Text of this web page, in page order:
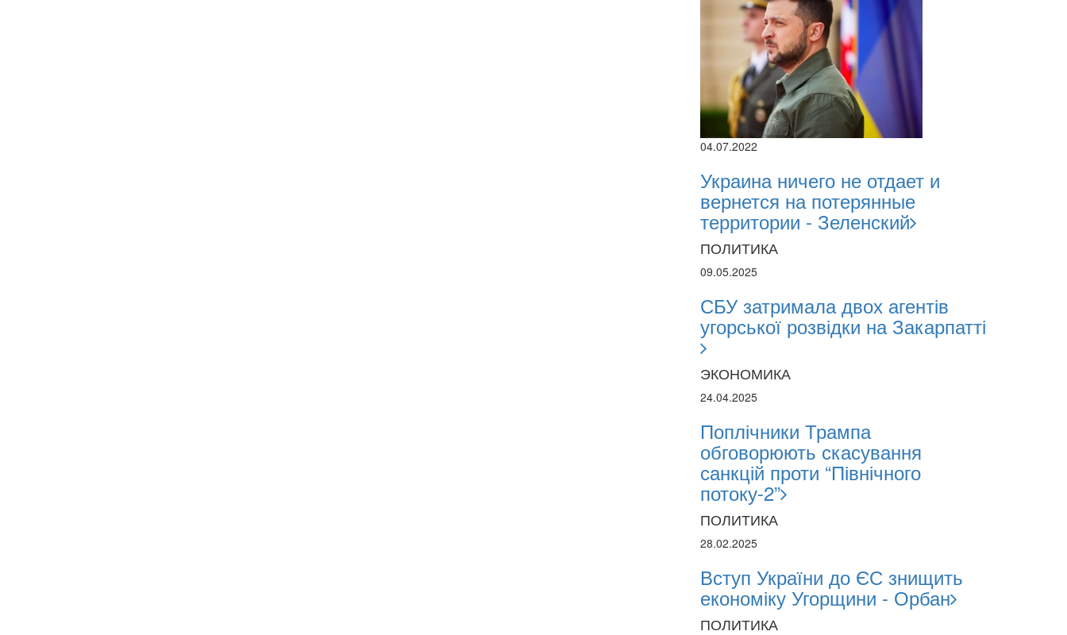
04.07.2022
Украина ничего не отдает и
вернется на потерянные
территории - Зеленский
ПОЛИТИКА
09.05.2025
СБУ затримала двох агентів
угорської розвідки на Закарпатті
ЭКОНОМИКА
24.04.2025
Поплічники Трампа
обговорюють скасування
санкцій проти “Північного
потоку-2”
ПОЛИТИКА
28.02.2025
Вступ України до ЄС знищить
економіку Угорщини - Орбан
ПОЛИТИКА